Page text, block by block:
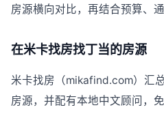
房源横向对比，再结合预算、
在米卡找房找丁当的房源
米卡找房（mikafind.com）汇
房源，并配有本地中文顾问，